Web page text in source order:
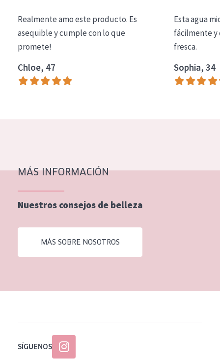
Essentials
Lift+
Expert
Piel madura
Piel menopáusica
EDAD
Realmente amo este producto. Es
asequible y cumple con lo que
promete!
Chloe, 47
Esta agua
fácilmente y
fresca.
Sophia, 34
MÁS INFORMACIÓN
Nuestros consejos de belleza
MÁS SOBRE NOSOTROS
SÍGUENOS